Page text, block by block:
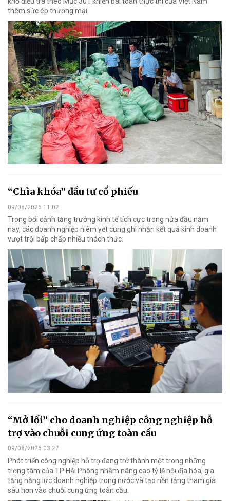
thêm sức ép thương mại.
“Chìa khóa” đầu tư cổ phiếu
09/08/2026 11:02
Trong bối cảnh tăng trưởng kinh tế tích cực trong nửa đầu năm
nay, các doanh nghiệp niêm yết cũng ghi nhận kết quả kinh doanh
vượt trội bấp chấp nhiều thách thức.
“Mở lối” cho doanh nghiệp công nghiệp hỗ
trợ vào chuỗi cung ứng toàn cầu
09/08/2026 03:27
Phát triển công nghiệp hỗ trợ đang trở thành một trong những
trọng tâm của TP Hải Phòng nhằm nâng cao tỷ lệ nội địa hóa, gia
tăng năng lực doanh nghiệp trong nước và tạo nền tảng tham gia
sâu hơn vào chuỗi cung ứng toàn cầu.